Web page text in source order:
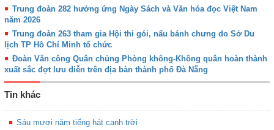
Trung đoàn 282 hưởng ứng Ngày Sách và Văn hóa đọc Việt Nam
năm 2026
Trung đoàn 263 tham gia Hội thi gói, nấu bánh chưng do Sở Du
lịch TP Hồ Chí Minh tổ chức
Đoàn Văn công Quân chủng Phòng không-Không quân hoàn thành
xuất sắc đợt lưu diễn trên địa bàn thành phố Đà Nẵng
Tin khác
Sáu mươi năm tiếng hát canh trời